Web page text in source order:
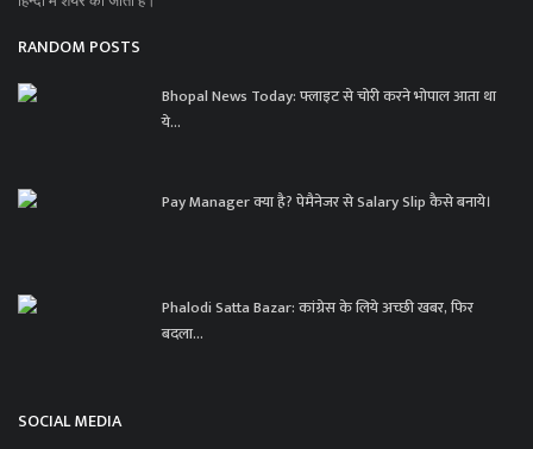
RANDOM POSTS
Bhopal News Today: फ्लाइट से चोरी करने भोपाल आता था
ये...
Pay Manager क्या है? पेमैनेजर से Salary Slip कैसे बनाये।
Phalodi Satta Bazar: कांग्रेस के लिये अच्छी खबर, फिर
बदला...
SOCIAL MEDIA